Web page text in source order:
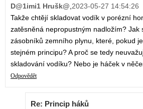
D@1imi1 Hrušk@,2023-05-27 14:54:26
Takže chtějí skladovat vodík v porézní
zatěsněná nepropustným nadložím? Jak
zásobníků zemního plynu, které, pokud
stejném principu? A proč se tedy
skladování vodíku? Nebo je háček v
Odpovědět
Re: Princip háků